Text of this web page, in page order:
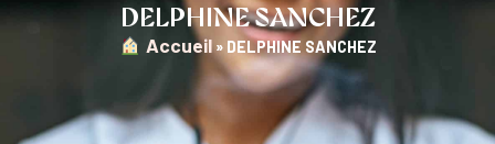
DELPHINE SANCHEZ
︎ Accueil » DELPHINE SANCHEZ